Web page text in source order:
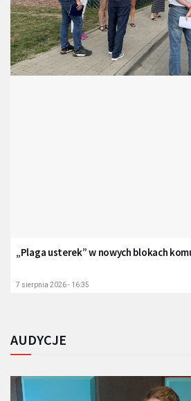
„Plaga usterek” w nowych blokach
7 sierpnia 2026 - 16:35
AUDYCJE